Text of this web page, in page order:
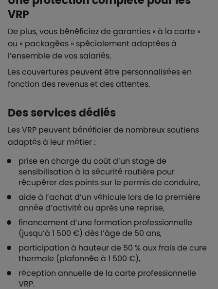
VRP
De plus, vous bénéficiez de garanties « à la carte »
ou « packagées » spécialement adaptées à
l’ensemble de vos salariés.
Les couvertures peuvent être personnalisées en
fonction des revenus et des attentes.
Des services dédiés
Les VRP peuvent bénéficier de nombreux soutiens
adaptés à leur métier :
prise en charge du coût d’un stage de
sensibilisation à la sécurité routière pour
récupérer des points sur le permis de conduire,
aide à l’achat d’un véhicule lors de la première
année d’activité ou après une reprise,
financement d’une formation professionnelle
(jusqu’à 1 500 €) dès l’âge de 50 ans,
participation à hauteur de 50 % aux frais de cure
thermale (plafonnée à 1 500 €),
réception annuelle de la carte professionnelle
VRP.